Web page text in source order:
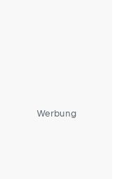
Werbung